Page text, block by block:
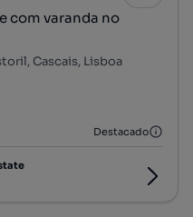
com varanda no
Cascais, Lisboa
Destacado